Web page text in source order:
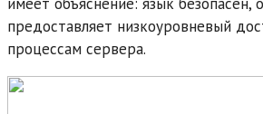
предоставляет низкоуровневый
процессам сервера.